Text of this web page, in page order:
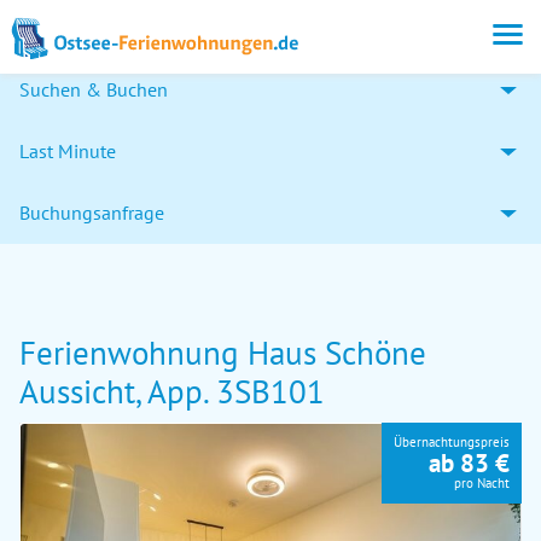
Suchen & Buchen
Last Minute
Buchungsanfrage
Ferienwohnung Haus Schöne
Aussicht, App. 3SB101
Übernachtungspreis
ab 83 €
pro Nacht